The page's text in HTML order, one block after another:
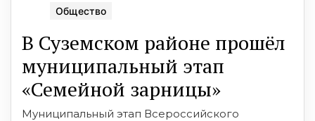
Общество
В Суземском районе прошёл
муниципальный этап
«Семейной зарницы»
Муниципальный этап Всероссийского